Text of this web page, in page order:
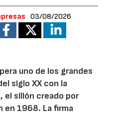
03/08/2026
uno de los grandes
siglo XX con la
el sillón creado por
en 1968. La firma